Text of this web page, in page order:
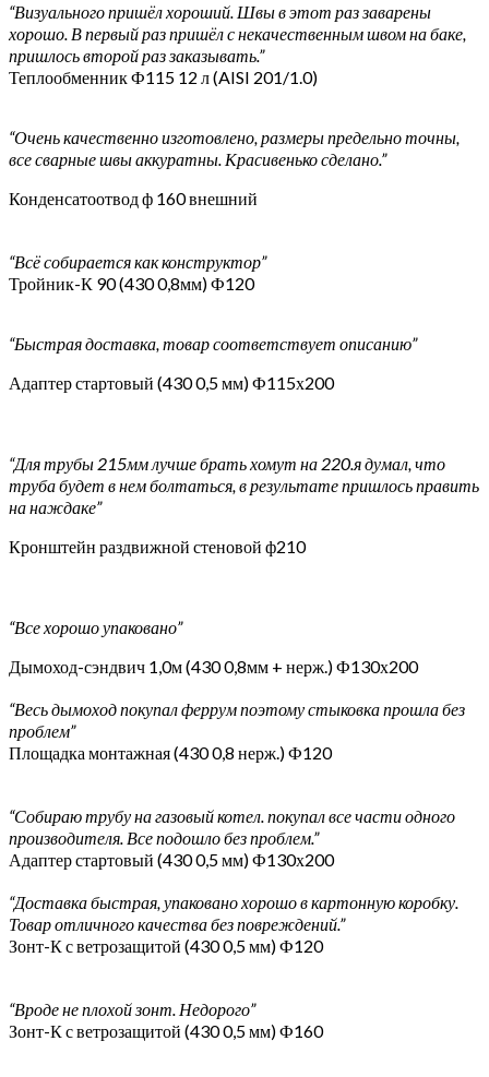
“Визуального пришёл хороший. Швы в этот раз заварены
хорошо. В первый раз пришёл с некачественным швом на баке,
пришлось второй раз заказывать.”
Теплообменник Ф115 12 л (AISI 201/1.0)
“Очень качественно изготовлено, размеры предельно точны,
все сварные швы аккуратны. Красивенько сделано.”
Конденсатоотвод ф 160 внешний
“Всё собирается как конструктор”
Тройник-К 90 (430 0,8мм) Ф120
“Быстрая доставка, товар соответствует описанию”
Адаптер стартовый (430 0,5 мм) Ф115х200
“Для трубы 215мм лучше брать хомут на 220.я думал, что
труба будет в нем болтаться, в результате пришлось править
на наждаке”
Кронштейн раздвижной стеновой ф210
“Все хорошо упаковано”
Дымоход-сэндвич 1,0м (430 0,8мм + нерж.) Ф130х200
“Весь дымоход покупал феррум поэтому стыковка прошла без
проблем”
Площадка монтажная (430 0,8 нерж.) Ф120
“Собираю трубу на газовый котел. покупал все части одного
производителя. Все подошло без проблем.”
Адаптер стартовый (430 0,5 мм) Ф130х200
“Доставка быстрая, упаковано хорошо в картонную коробку.
Товар отличного качества без повреждений.”
Зонт-К с ветрозащитой (430 0,5 мм) Ф120
“Вроде не плохой зонт. Недорого”
Зонт-К с ветрозащитой (430 0,5 мм) Ф160